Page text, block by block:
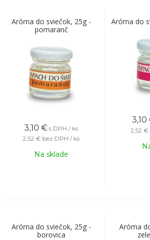
Aróma do sviečok, 25g -
pomaranč
3,10 € s DPH / ks
2,52 € bez DPH / ks
Na sklade
Aróma do
3,10
2,52 €
Aróma do sviečok, 25g -
borovica
Aróma